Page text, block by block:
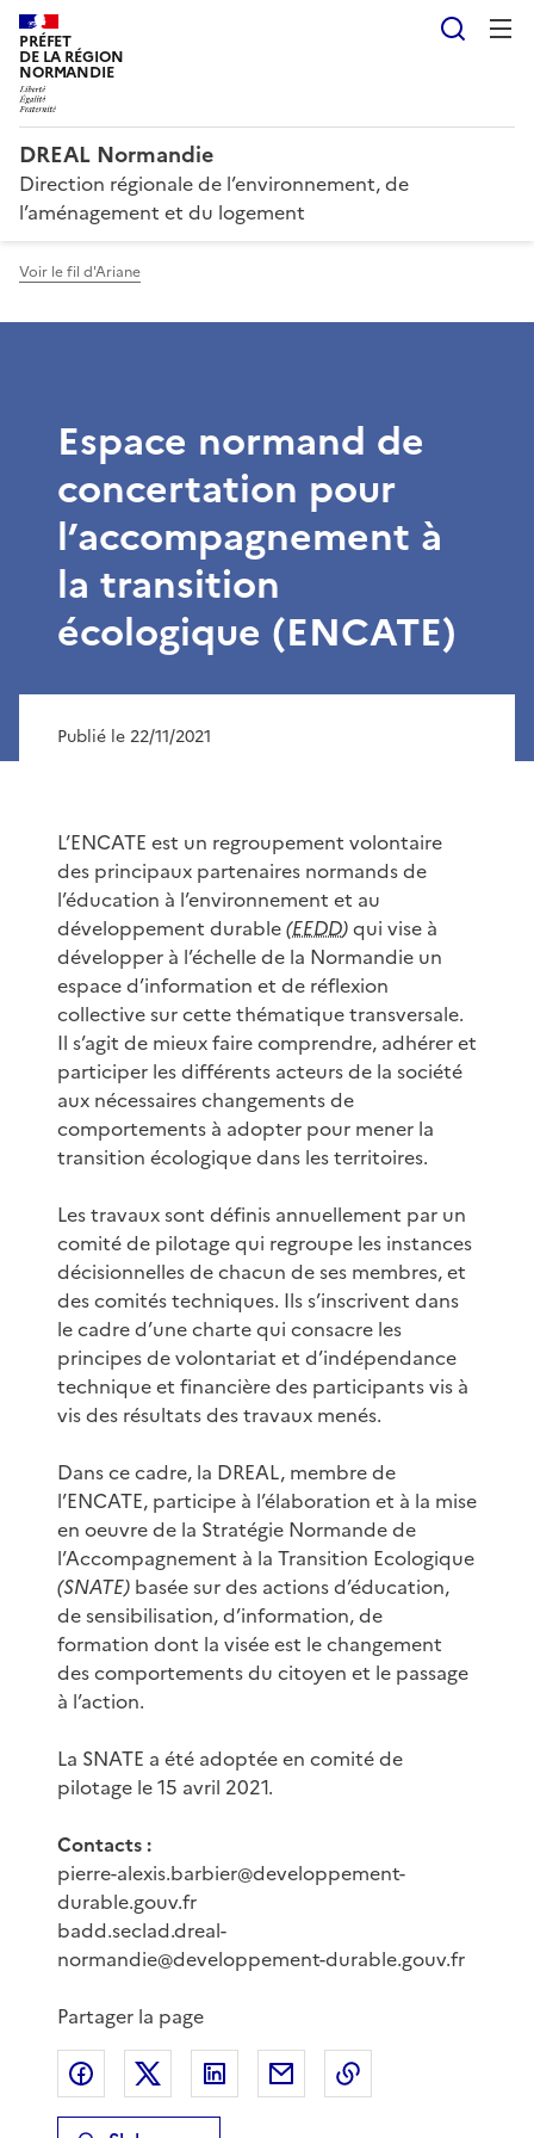
PRÉFET
DE LA RÉGION
NORMANDIE
DREAL Normandie
Direction régionale de l’environnement, de
l’aménagement et du logement
Voir le fil d'Ariane
Espace normand de
concertation pour
l’accompagnement à
la transition
écologique (ENCATE)
Publié le 22/11/2021
L’ENCATE est un regroupement volontaire
des principaux partenaires normands de
l’éducation à l’environnement et au
développement durable(EEDD)qui vise à
développer à l’échelle de la Normandie un
espace d’information et de réflexion
collective sur cette thématique transversale.
Il s’agit de mieux faire comprendre, adhérer et
participer les différents acteurs de la société
aux nécessaires changements de
comportements à adopter pour mener la
transition écologique dans les territoires.
Les travaux sont définis annuellement par un
comité de pilotage qui regroupe les instances
décisionnelles de chacun de ses membres, et
des comités techniques. Ils s’inscrivent dans
le cadre d’une charte qui consacre les
principes de volontariat et d’indépendance
technique et financière des participants vis à
vis des résultats des travaux menés.
Dans ce cadre, la DREAL, membre de
l’ENCATE, participe à l’élaboration et à la mise
en oeuvre de la Stratégie Normande de
l’Accompagnement à la Transition Ecologique
(SNATE) basée sur des actions d’éducation,
de sensibilisation, d’information, de
formation dont la visée est le changement
des comportements du citoyen et le passage
à l’action.
La SNATE a été adoptée en comité de
pilotage le 15 avril 2021.
Contacts :
pierre-alexis.barbier@developpement-
durable.gouv.fr
badd.seclad.dreal-
normandie@developpement-durable.gouv.fr
Partager la page
Partager sur Facebook
Partager sur XPartager sur LinkedIn
Partager par email